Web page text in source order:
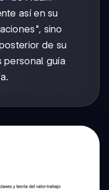
así en su
sino
de su
personal guía